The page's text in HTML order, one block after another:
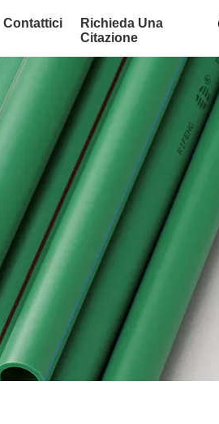
Contattici
Richieda Una
Citazione